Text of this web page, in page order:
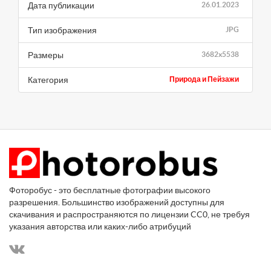
26.01.2023
Дата публикации
JPG
Тип изображения
3682x5538
Размеры
Природа и Пейзажи
Категория
Фоторобус - это бесплатные фотографии высокого
разрешения. Большинство изображений доступны для
скачивания и распространяются по лицензии CC0, не требуя
указания авторства или каких-либо атрибуций